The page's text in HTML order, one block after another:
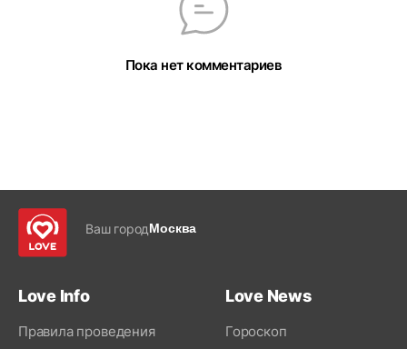
Пока нет комментариев
Ваш городМосква
Love Info
Правила проведения
Love News
Гороскоп